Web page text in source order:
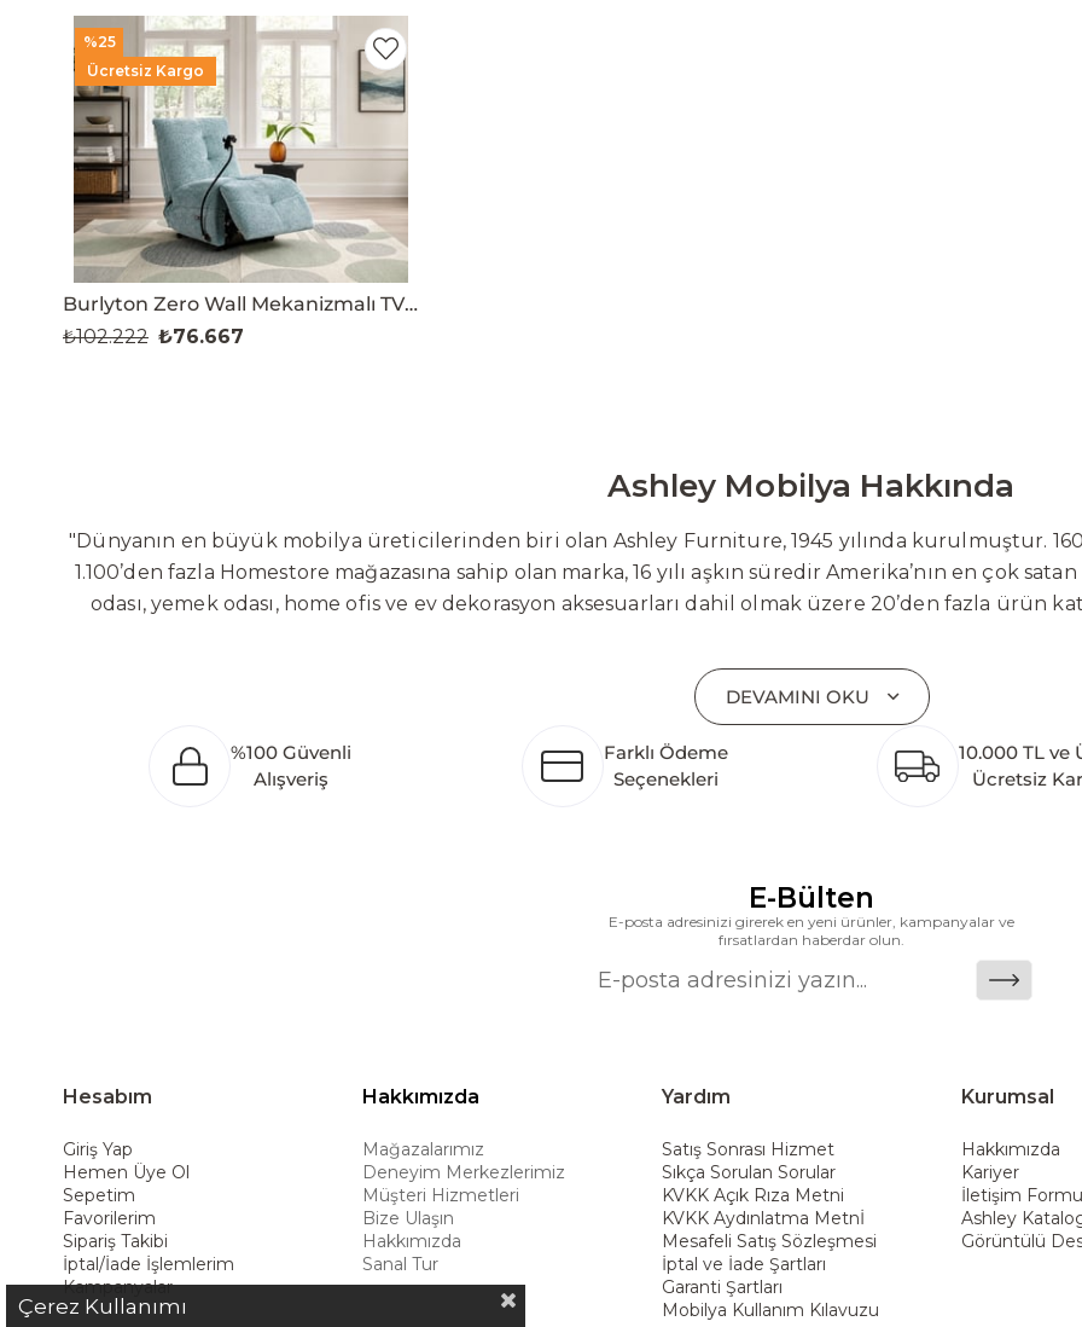
Burlyton Zero Wall Mekanizmalı TV Koltuğu
₺76.667
₺102.222
Ücretsiz Kargo
%25
Ashley Mobilya Hakkında
"Dünyanın en büyük mobilya üreticilerinden biri olan Ashley Furniture, 1945 yılında kurulmuştur.
1.100’den fazla Homestore mağazasına sahip olan marka, 16 yılı aşkın süredir Amerika’nın en çok
odası, yemek odası, home ofis ve ev dekorasyon aksesuarları dahil olmak üzere 20’den fazla ürün
global altyapısı sayesinde dünya çapında önemli bir pazar payına ulaşmıştır. Marka; sadece
yaratacağı değerlere odaklanarak sürekli gelişimi temel yaklaşım olarak benimsemektedir.
Bölgesi’nde 100 dönüm arazi üzerine kurulan üretim tesisinin altyapısı tamamlanmıştır. Ashley
oluşturarak Orta Doğu, Avrupa ve Kuzey Afrika pazarlarına hizmet vermektir. Dünya genelinde 7
Türkiye’de üretim yapması, istihdam ve ekonomik katkı açısından önemli bir değer yaratmaktadır.
ürünleriyle kullanıcılarına uzun ömürlü çözümler sunar. Teknoloji ve mağazacılığı bir araya
deneyimiyle müşterilerine üstün bir alışveriş deneyimi sunmak ve bu konforu her eve taşımak
DEVAMINI OKU
%100 Güvenli
Alışveriş
Farklı Ödeme
Seçenekleri
10.000 TL ve
Ücretsiz
E-Bülten
E-posta adresinizi girerek en yeni ürünler, kampanyalar ve
fırsatlardan haberdar olun.
Hesabım
Giriş Yap
Hemen Üye Ol
Sepetim
Favorilerim
Sipariş Takibi
İptal/İade İşlemlerim
Kampanyalar
Hakkımızda
Mağazalarımız
Deneyim Merkezlerimiz
Müşteri Hizmetleri
Bize Ulaşın
Hakkımızda
Sanal Tur
Yardım
Satış Sonrası Hizmet
Sıkça Sorulan Sorular
KVKK Açık Rıza Metni
KVKK Aydınlatma Metnİ
Mesafeli Satış Sözleşmesi
İptal ve İade Şartları
Garanti Şartları
Mobilya Kullanım Kılavuzu
Kurumsal
Hakkımızda
Kariyer
İletişim Formu
Ashley
Görüntülü
Çerez Kullanımı